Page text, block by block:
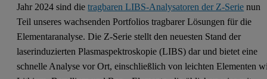
Jahr 2024 sind dietragbaren LIBS-Analysatoren der Z-Serie nun
Teil unseres wachsenden Portfolios tragbarer Lösungen für die
Elementaranalyse. Die Z-Serie stellt den neuesten Stand der
laserinduzierten Plasmaspektroskopie (LIBS) dar und bietet eine
schnelle Analyse vor Ort, einschließlich von leichten Elementen